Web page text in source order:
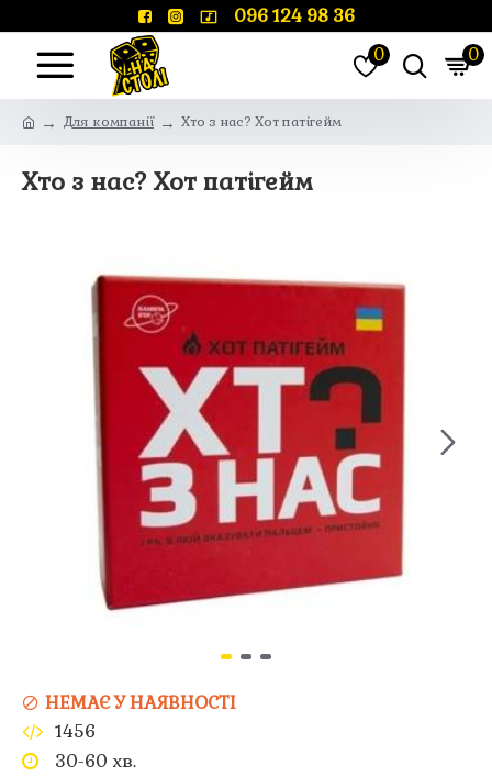
096 124 98 36
0 0
Для компанії Хто з нас? Хот патігейм
Хто з нас? Хот патігейм
НЕМАЄ У НАЯВНОСТІ
1456
30-60 хв.